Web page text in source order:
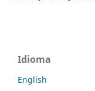
Idioma
English